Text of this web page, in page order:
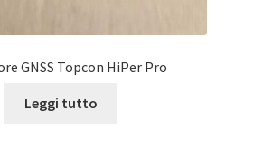
GNSS Topcon HiPer Pro
Leggi tutto